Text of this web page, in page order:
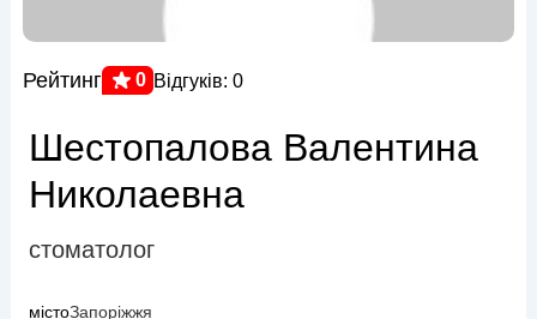
Рейтинг 0 Відгуків: 0
Шестопалова Валентина
Николаевна
стоматолог
містоЗапоріжжя